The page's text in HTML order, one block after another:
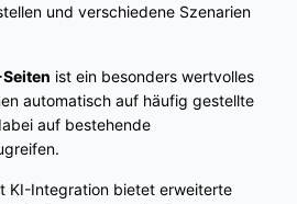
und verschiedene Szenarien
Seiten ist ein besonders wertvolles
automatisch auf häufig gestellte
auf bestehende
KI-Integration bietet erweiterte